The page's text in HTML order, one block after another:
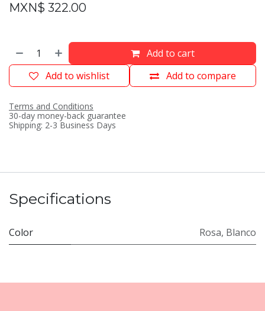
MXN$ 322.00
Add to cart
Add to compare
Add to wishlist
Terms and Conditions
30-day money-back guarantee
Shipping: 2-3 Business Days
Specifications
Color Rosa, Blanco